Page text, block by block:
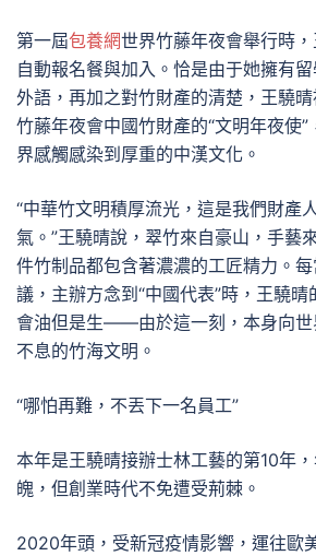
第一屆包養網世界竹藤年夜會舉行時
自動報名餐與加入。恰是由于她擁有
外語，再加之對竹財產的清楚，王驍
竹藤年夜會中國竹財產的“文明年夜使”
界感觸感染到厚重的中漢文化。
“中華竹文明積厚流光，這是我們財產
氣。”王驍晴說，翠竹來自豪山，手藝
件竹制品都包含著濃濃的工匠精力。
議，主辦方念到“中國代表”時，王驍
會油但是生——由於這一刻，本身向世
不息的竹海文明。
“哪怕再難，不丟下一名員工”
本年是王驍晴接辦士林工藝的第10年
魄，但創業時代不免遭受荊棘。
2020年頭，受新冠疫情影響，運往歐